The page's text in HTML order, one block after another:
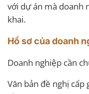
với dự án mà doanh
khai.
Hồ sơ của doanh
Doanh nghiệp cần
Văn bản đề nghị